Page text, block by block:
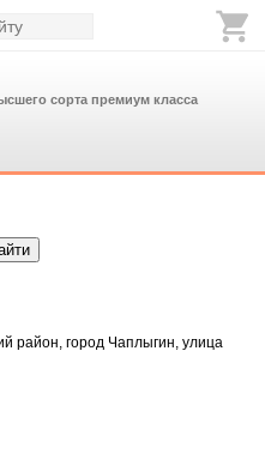
сорта премиум класса
район, город Чаплыгин, улица